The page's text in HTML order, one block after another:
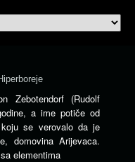
Zebotendorf (Rudolf
a ime potiče od
se verovalo da je
domovina Arijevaca.
elementima